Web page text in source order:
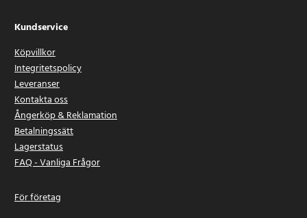
Kundservice
Köpvillkor
Integritetspolicy
Leveranser
Kontakta oss
Ångerköp & Reklamation
Betalningssätt
Lagerstatus
FAQ - Vanliga Frågor
För företag